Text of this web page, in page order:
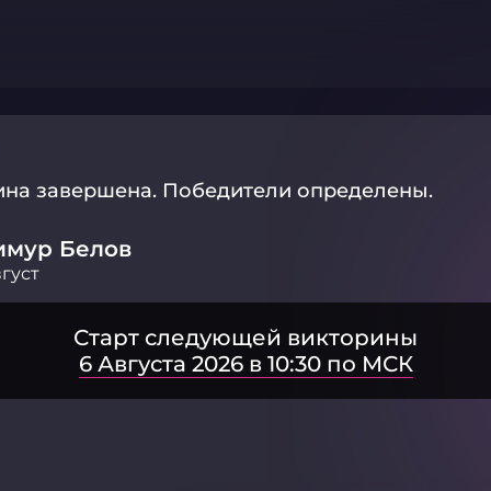
завершена. Победители определены.
Белов
Старт следующей викторины
6 Августа 2026 в 10:30 по МСК